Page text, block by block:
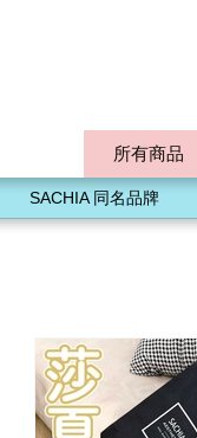
所有商品
SACHIA 同名品牌